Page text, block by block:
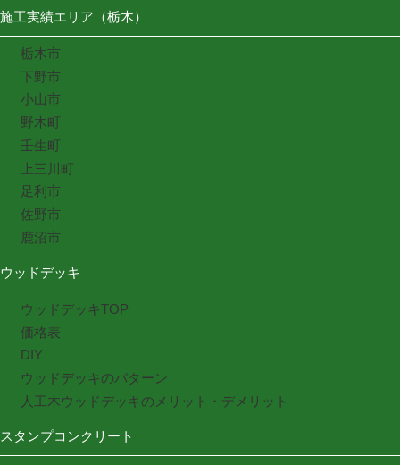
施工実績エリア（栃木）
栃木市
下野市
小山市
野木町
壬生町
上三川町
足利市
佐野市
鹿沼市
ウッドデッキ
ウッドデッキTOP
価格表
DIY
ウッドデッキのパターン
人工木ウッドデッキのメリット・デメリット
スタンプコンクリート